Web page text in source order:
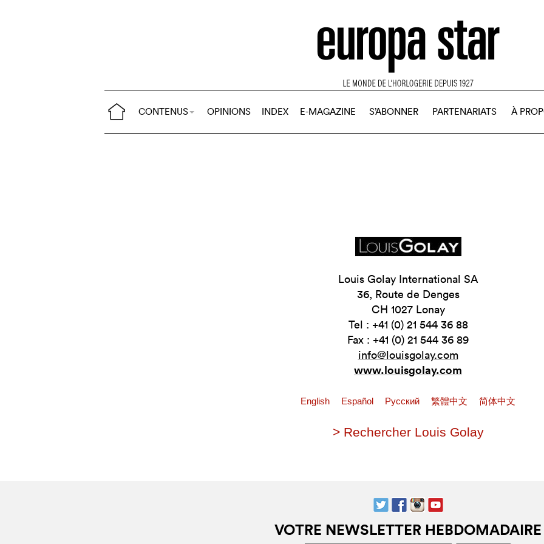
CONTENUS OPINIONS INDEX E-MAGAZINE S’ABONNER PARTENARIATS À
Louis Golay International SA
36, Route de Denges
CH 1027 Lonay
Tel : +41 (0) 21 544 36 88
Fax : +41 (0) 21 544 36 89
info@louisgolay.com
www.louisgolay.com
English Español Pусский 繁體中文 简体中文
> Rechercher Louis Golay
VOTRE NEWSLETTER HEBDOMADAIRE